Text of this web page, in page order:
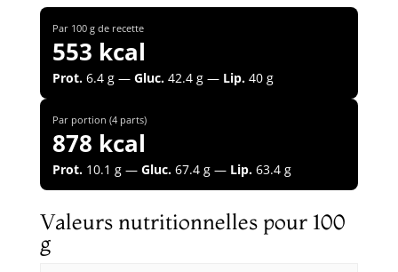
Par 100 g de recette
553 kcal
Prot.6.4 g — Gluc.42.4 g — Lip.40 g
Par portion (4 parts)
878 kcal
Prot.10.1 g — Gluc.67.4 g — Lip.63.4 g
Valeurs nutritionnelles pour 100
g